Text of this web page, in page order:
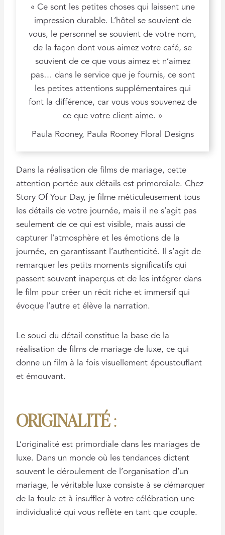
« Ce sont les petites choses qui laissent une
impression durable. L’hôtel se souvient de
vous, le personnel se souvient de votre nom,
de la façon dont vous aimez votre café, se
souvient de ce que vous aimez et n’aimez
pas… dans le service que je fournis, ce sont
les petites attentions supplémentaires qui
font la différence, car vous vous souvenez de
ce que votre client aime. »
Paula Rooney, Paula Rooney Floral Designs
Dans la réalisation de films de mariage, cette
attention portée aux détails est primordiale. Chez
Story Of Your Day, je filme méticuleusement tous
les détails de votre journée, mais il ne s’agit pas
seulement de ce qui est visible, mais aussi de
capturer l’atmosphère et les émotions de la
journée, en garantissant l’authenticité. Il s’agit de
remarquer les petits moments significatifs qui
passent souvent inaperçus et de les intégrer dans
le film pour créer un récit riche et immersif qui
évoque l’autre et élève la narration.
Le souci du détail constitue la base de la
réalisation de films de mariage de luxe, ce qui
donne un film à la fois visuellement époustouflant
et émouvant.
ORIGINALITÉ:
L’originalité est primordiale dans les mariages de
luxe. Dans un monde où les tendances dictent
souvent le déroulement de l’organisation d’un
mariage, le véritable luxe consiste à se démarquer
de la foule et à insuffler à votre célébration une
individualité qui vous reflète en tant que couple.